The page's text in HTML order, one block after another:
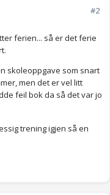
#2
ferien... så er det ferie
skoleoppgave som snart
men det er vel litt
feil bok da så det var jo
trening igjen så en